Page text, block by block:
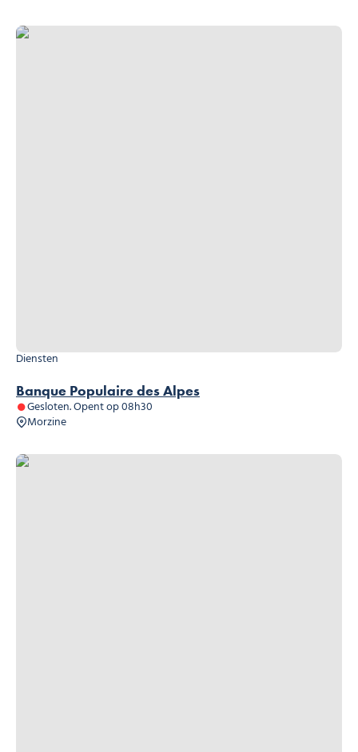
Banque Populaire des Alpes
Diensten
Gesloten. Opent op 08h30
Morzine
Banque Populaire des Alpes
Crédit Mutuel